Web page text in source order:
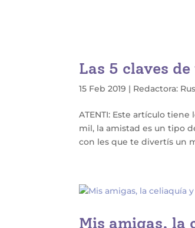
Las 5 claves
15 Feb 2019 | Redactora:
ATENTI: Este artículo
mil, la amistad es un tipo
con les que te divertís un
Mis amigas, la